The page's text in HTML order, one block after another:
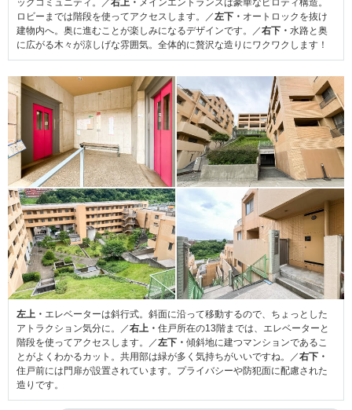
ッグコミュニティ。／右上・ メインエントランスは豪華なピロティ構造。
ロビーまでは階段を使ってアクセスします。／左下・ オートロックを抜け
建物内へ。奥に進むことが楽しみになるデザインです。／右下・ 水路と奥
に広がる木々が涼しげな雰囲気。全体的に贅沢な造りにワクワクします！
左上・ エレベーターは斜行式。斜面に沿って移動するので、ちょっとした
アトラクション気分に。／右上・ 住戸所在の13階までは、エレベーターと
階段を使ってアクセスします。／左下・ 傾斜地に建つマンションであるこ
とがよくわかるカット。共用部は緑が多く気持ちがいいですね。／右下・
住戸前には門扉が設置されています。プライバシーや防犯面に配慮された
造りです。